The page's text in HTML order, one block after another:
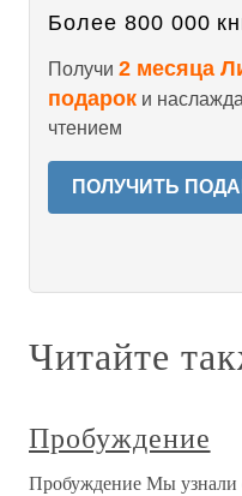
Более 800 000
Получи 2 месяца
подарок и
чтением
ПОЛУЧИТЬ
Читайте
Пробуждение
Пробуждение Мы узнали